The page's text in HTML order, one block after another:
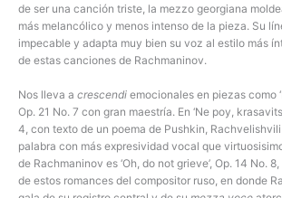
de ser una canción triste, la mezzo georgiana
más melancólico y menos intenso de la pieza. Su
impecable y adapta muy bien su voz al estilo más
de estas canciones de Rachmaninov.
Nos lleva a crescendi emocionales en piezas como
Op. 21 No. 7 con gran maestría. En ‘Ne poy,
4, con texto de un poema de Pushkin,
palabra con más expresividad vocal que
de Rachmaninov es ‘Oh, do not grieve’, Op. 14 No.
de estos romances del compositor ruso, en donde